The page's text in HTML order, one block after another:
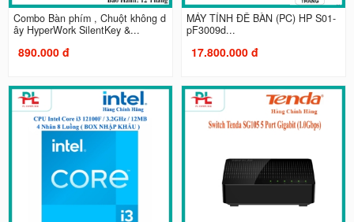
Combo Bàn phím , Chuột không d
ây HyperWork SilentKey &...
890.000 đ
MÁY TÍNH ĐỂ BÀN (PC) HP S01-
pF3009d...
17.800.000 đ